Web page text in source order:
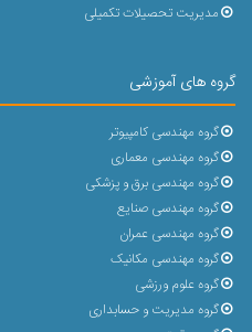
مدیریت تحصیلات تکمیلی
گروه های آموزشی
گروه مهندسی کامپیوتر
گروه مهندسی معماری
گروه مهندسی برق و پزشکی
گروه مهندسی صنایع
گروه مهندسی عمران
گروه مهندسی مکانیک
گروه علوم ورزشی
گروه مدیریت و حسابداری